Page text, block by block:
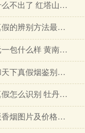
红塔山软新为什么不出了 红塔山软新烟停售原因详解…
黄鹤楼硬奇景真假的辨别方法最简单版…
黄南京香烟20元一包什么样 黄南京香烟真假鉴别…
最新白沙细支和天下真假烟鉴别指南…
牡丹蓝中支烟真假怎么识别 牡丹蓝中支烟真假鉴别带图…
中华蛇年贺岁版香烟图片及价格大全…